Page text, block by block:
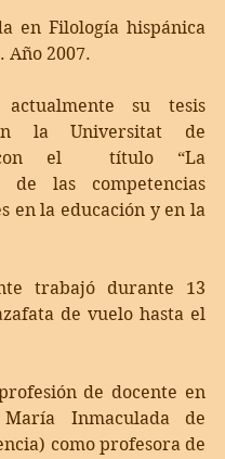
en Filología hispánica
Año 2007.
su tesis
la Universitat de
con el  título “La
de las competencias
en la educación y en la
trabajó durante 13
de vuelo hasta el
de docente en
Inmaculada de
como profesora de